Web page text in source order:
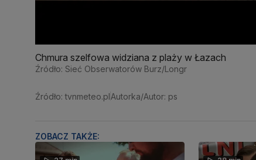
Chmura szelfowa widziana z plaży w Łazach
Źródło: Sieć Obserwatorów Burz/Longr
Źródło: tvnmeteo.plAutorka/Autor: ps
ZOBACZ TAKŻE: